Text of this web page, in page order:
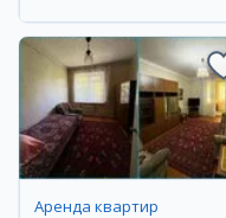
Аренда квартир